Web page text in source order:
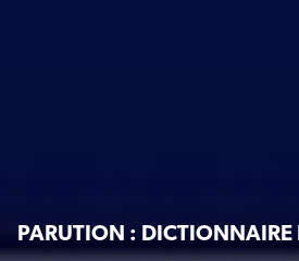
PARUTION : DICTIONNAIRE